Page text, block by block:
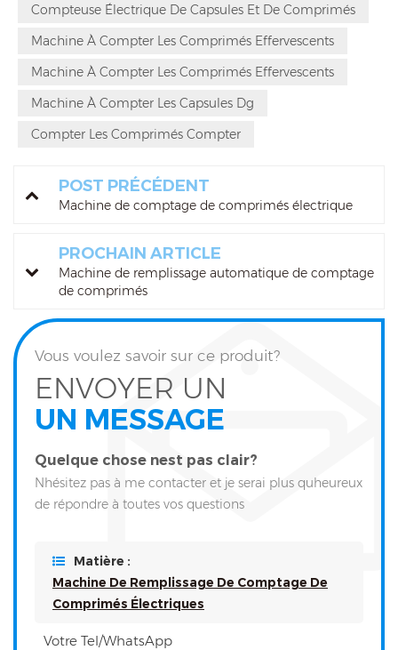
Compteuse Électrique De Capsules Et De Comprimés
Machine À Compter Les Comprimés Effervescents
Machine À Compter Les Comprimés Effervescents
Machine À Compter Les Capsules Dg
Compter Les Comprimés Compter
POST PRÉCÉDENT
Machine de comptage de comprimés électrique
PROCHAIN ARTICLE
Machine de remplissage automatique de comptage
de comprimés
Vous voulez savoir sur ce produit?
ENVOYER UN
UN MESSAGE
Quelque chose nest pas clair?
Nhésitez pas à me contacter et je serai plus quheureux
de répondre à toutes vos questions
Matière :
Machine De Remplissage De Comptage De
Comprimés Électriques
Votre Tel/WhatsApp